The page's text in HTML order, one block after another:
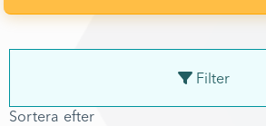
Filter
Sortera efter
Sortera efter